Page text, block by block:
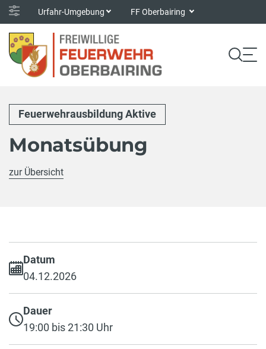
Urfahr-Umgebung FF Oberbairing
Feuerwehrausbildung Aktive
Monatsübung
zur Übersicht
Datum
04.12.2026
Dauer
19:00 bis 21:30 Uhr